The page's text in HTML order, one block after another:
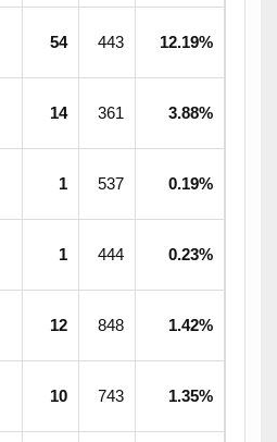
54 443 12.19%
14 361 3.88%
1 537 0.19%
1 444 0.23%
12 848 1.42%
10 743 1.35%